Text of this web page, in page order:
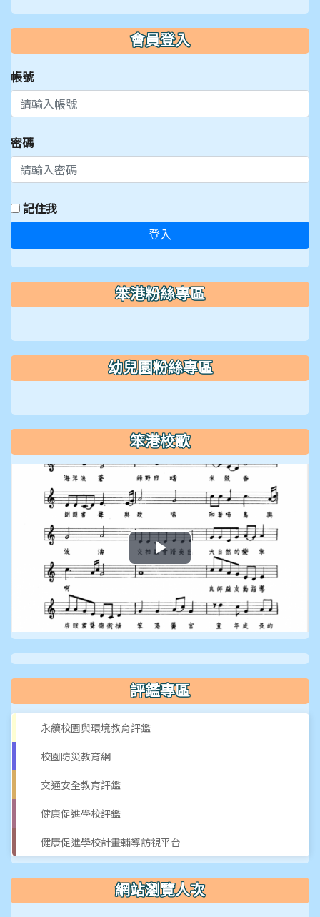
會員登入
帳號
密碼
記住我
登入
笨港粉絲專區
幼兒園粉絲專區
笨港校歌
播
放
影
片
評鑑專區
永續校園與環境教育評鑑
校園防災教育網
交通安全教育評鑑
健康促進學校評鑑
健康促進學校計畫輔導訪視平台
網站瀏覽人次